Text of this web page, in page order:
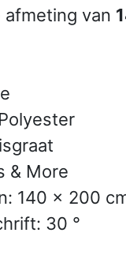
afmeting van
& More
140 x 200
30 °